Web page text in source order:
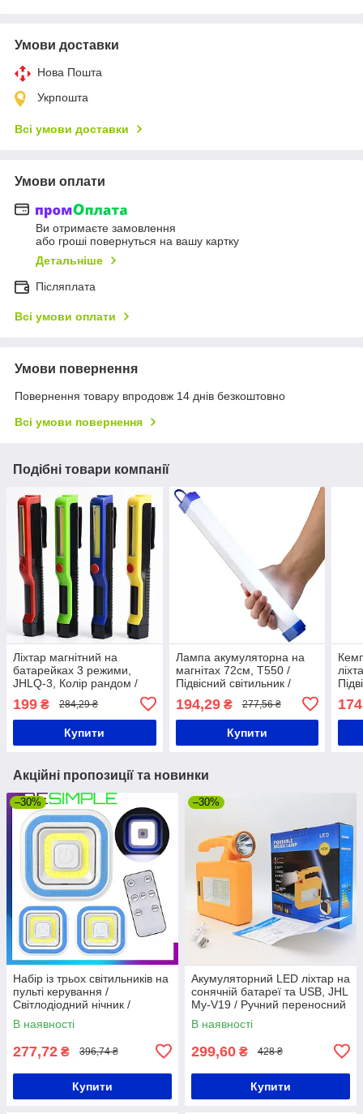
Умови доставки
Нова Пошта
Укрпошта
Всі умови доставки
Умови оплати
Ви отримаєте замовлення
або гроші повернуться на вашу картку
Детальніше
Післяплата
Всі умови оплати
Умови повернення
Повернення товару впродовж 14 днів безкоштовно
Всі умови повернення
Подібні товари компанії
Ліхтар магнітний на
батарейках 3 режими,
JHLQ-3, Колір рандом /
Ручний ліхтар з магнітом /
Світлодіодний ліхтар
199 ₴ 284,29 ₴
Купити
Лампа акумуляторна на
магнітах 72см, T550 /
Підвісний світильник /
кемпінгу
194,29₴ 277,56 ₴
Купити
Акційні пропозиції та новинки
–30%
Набір із трьох світильників на
пульті керування /
Світлодіодний нічник /
Автономні LED лампи на
батарейках
В наявності
277,72 ₴ 396,74 ₴
Купити
–30%
Акумуляторний LED ліхтар на
сонячній батареї та USB, JHL
My-V19 / Ручний переносний
ліхтар
В наявності
299,60 ₴ 428 ₴
Купити